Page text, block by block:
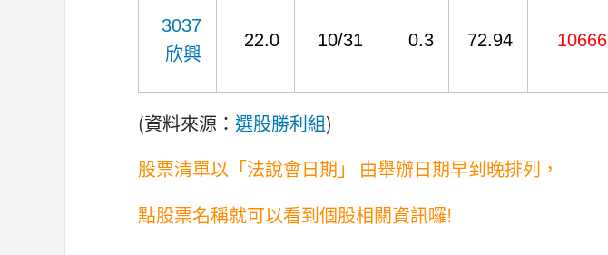
3037
欣興
22.0 10/31 0.3 72.94 10666
(資料來源： 選股勝利組)
股票清單以「法說會日期」 由舉辦日期早到晚排列，
點股票名稱就可以看到個股相關資訊囉!